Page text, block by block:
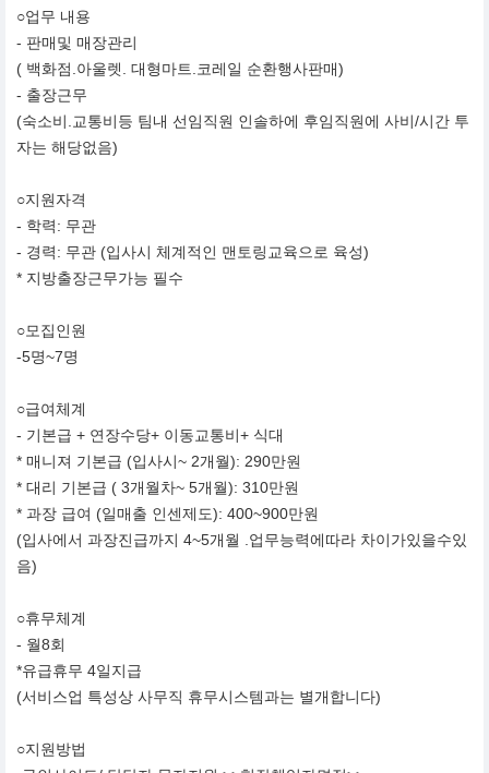
○업무 내용
- 판매및 매장관리
( 백화점.아울렛. 대형마트.코레일 순환행사판매)
- 출장근무
(숙소비.교통비등 팀내 선임직원 인솔하에 후임직원에 사비/시간 투
자는 해당없음)
○지원자격
- 학력: 무관
- 경력: 무관 (입사시 체계적인 맨토링교육으로 육성)
* 지방출장근무가능 필수
○모집인원
-5명~7명
○급여체계
- 기본급 + 연장수당+ 이동교통비+ 식대
* 매니져 기본급 (입사시~ 2개월): 290만원
* 대리 기본급 ( 3개월차~ 5개월): 310만원
* 과장 급여 (일매출 인센제도): 400~900만원
(입사에서 과장진급까지 4~5개월 .업무능력에따라 차이가있을수있
음)
○휴무체계
- 월8회
*유급휴무 4일지급
(서비스업 특성상 사무직 휴무시스템과는 별개합니다)
○지원방법